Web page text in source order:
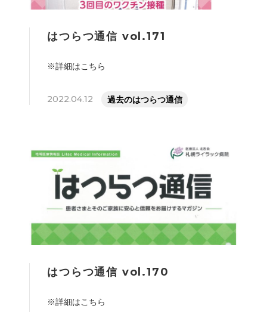
はつらつ通信 vol.171
※詳細はこちら
2022.04.12 過去のはつらつ通信
はつらつ通信 vol.170
※詳細はこちら